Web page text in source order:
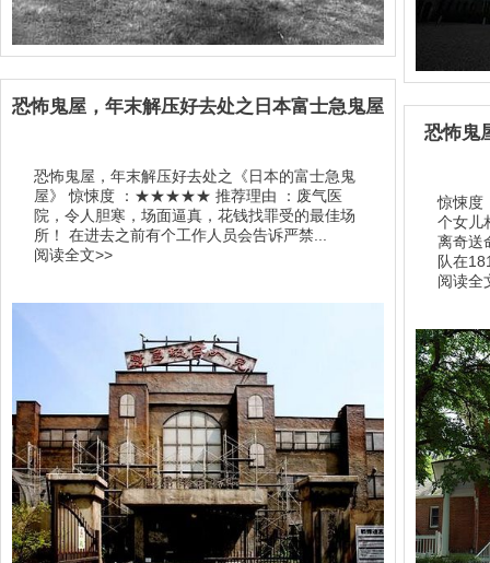
恐怖鬼屋，年末解压好去处之日本富士急鬼屋
恐怖鬼屋，年末解压好去处之《日本的富士急鬼
屋》 惊悚度 ：★★★★★ 推荐理由 ：废气医
院，令人胆寒，场面逼真，花钱找罪受的最佳场
所！ 在进去之前有个工作人员会告诉严禁...
阅读全文>>
恐怖鬼
惊悚
个女儿
离奇送
队在
阅读全